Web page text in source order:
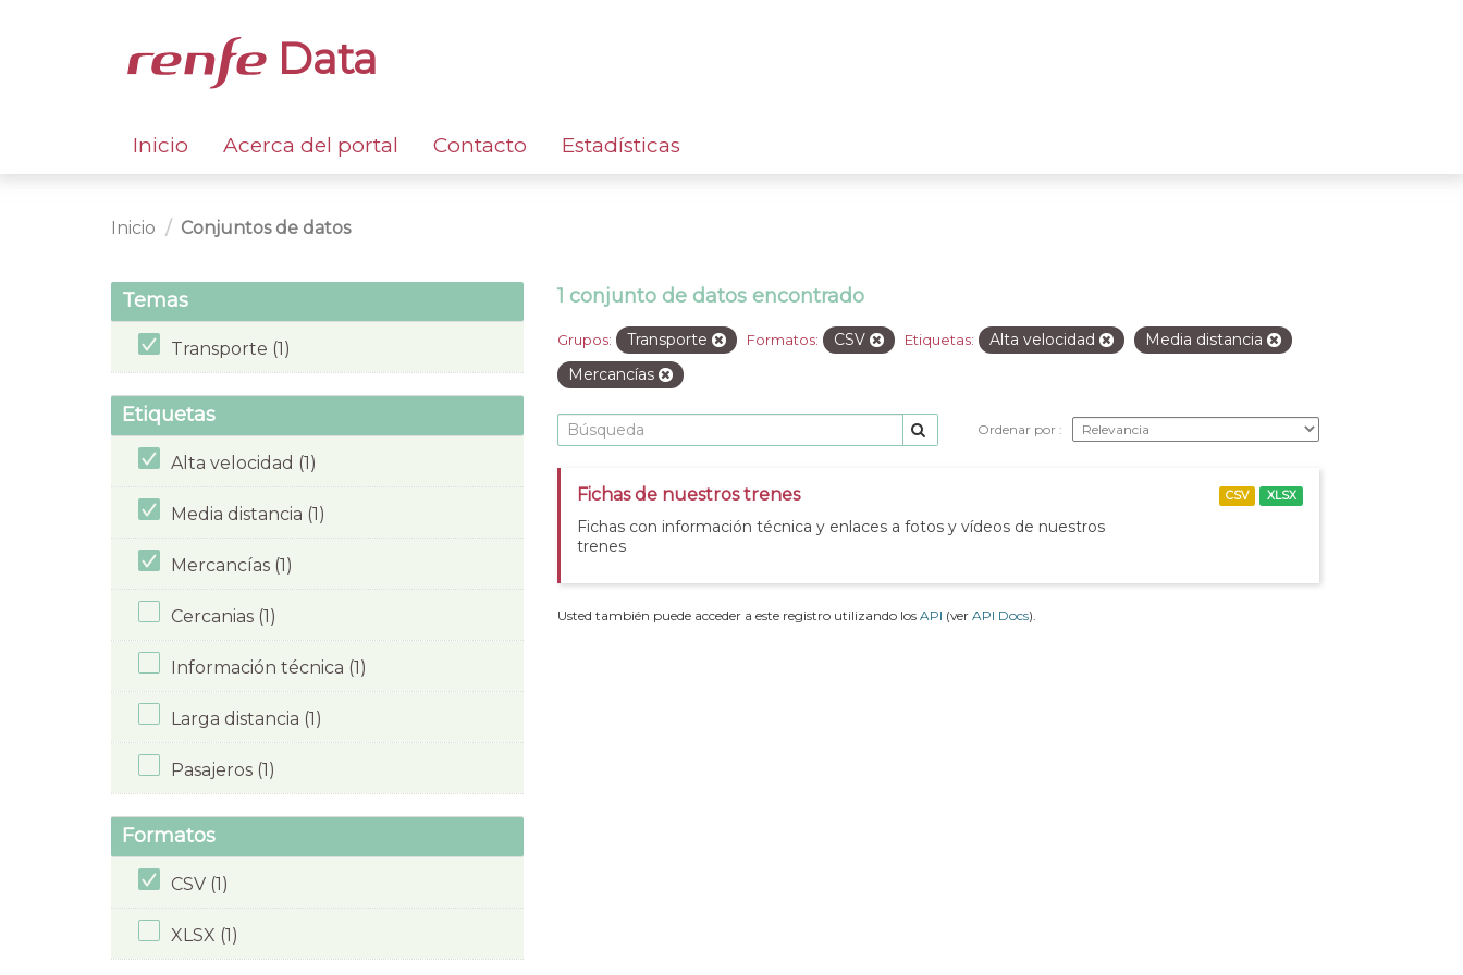
Data
Inicio Acerca del portal Contacto Estadísticas
Inicio Conjuntos de datos
Temas
Transporte (1)
Etiquetas
Alta velocidad (1)
Media distancia (1)
Mercancías (1)
Cercanias (1)
Información técnica (1)
Larga distancia (1)
Pasajeros (1)
Formatos
CSV (1)
XLSX (1)
1 conjunto de datos encontrado
Grupos: Transporte Formatos: CSV Etiquetas: Alta velocidad
Media distancia
Mercancías
Ordenar por
Fichas de nuestros trenes
Fichas con información técnica y enlaces a fotos y vídeos de nuestros
trenes
CSV XLSX
Usted también puede acceder a este registro utilizando los API (ver API Docs).